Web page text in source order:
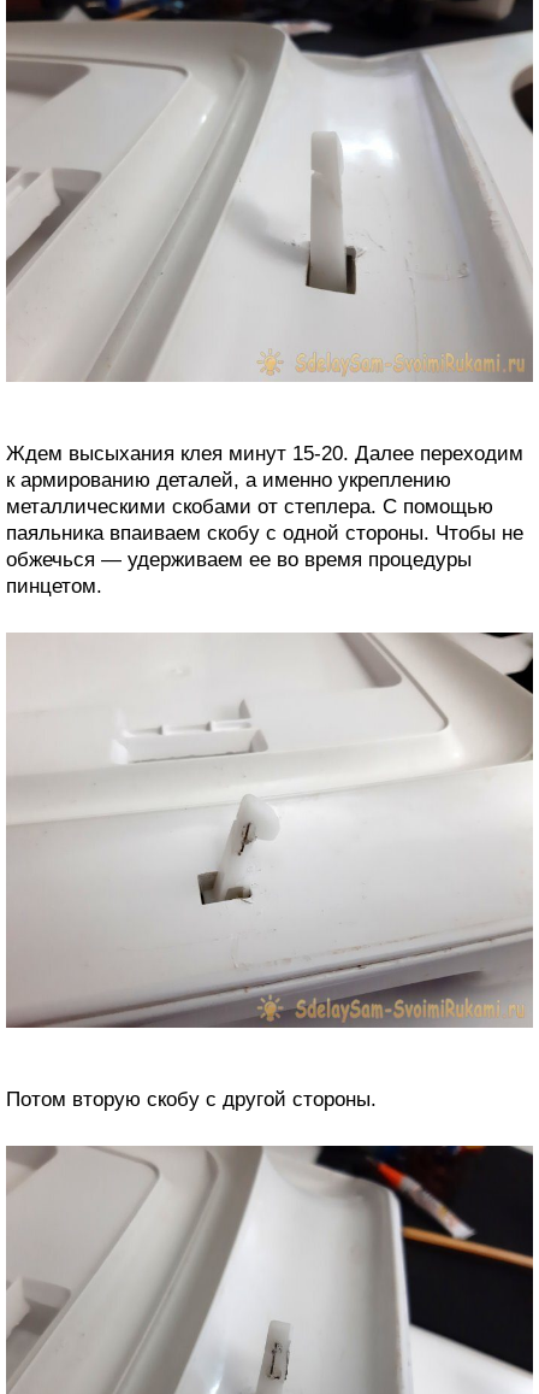
Ждем высыхания клея минут 15-20. Далее переходим
к армированию деталей, а именно укреплению
металлическими скобами от степлера. С помощью
паяльника впаиваем скобу с одной стороны. Чтобы не
обжечься — удерживаем ее во время процедуры
пинцетом.
Потом вторую скобу с другой стороны.